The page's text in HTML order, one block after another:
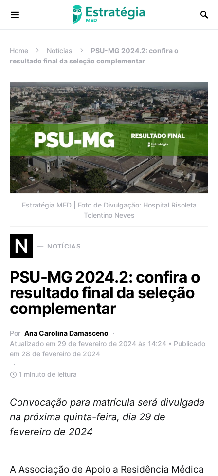
Procurar:
Home Notícias
PSU-MG 2024.2: confira o
resultado final da seleção complementar
Estratégia MED | Foto de Divulgação: Hospital Risoleta
Tolentino Neves
N NOTÍCIAS
PSU-MG 2024.2: confira o
resultado final da seleção
complementar
Por Ana Carolina Damasceno
Atualizado em 29 de fevereiro de 2024 às 14:24 • Publicado
em 28 de fevereiro de 2024
1 minuto de leitura
Convocação para matrícula será divulgada
na próxima quinta-feira, dia 29 de
fevereiro de 2024
A Associação de Apoio a Residência Médica